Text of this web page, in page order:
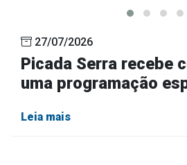
27/07/2026
Picada Serra recebe
uma programação
Leia mais